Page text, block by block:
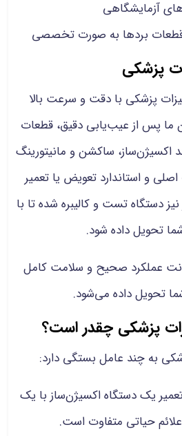
آزمایشگاهی
قطعات بردها به صورت تخصصی
پزشکی
پزشکی با دقت و سرعت بالا
ما پس از عیب‌یابی دقیق، قطعات
اکسیژن‌ساز، ساکشن و مانیتورینگ
و استاندارد تعویض یا تعمیر
دستگاه تست و کالیبره شده تا با
تحویل داده شود.
عملکرد صحیح و سلامت کامل
تحویل داده می‌شود.
پزشکی چقدر است؟
به چند عامل بستگی دارد:
یک دستگاه اکسیژن‌ساز با یک
حیاتی متفاوت است.